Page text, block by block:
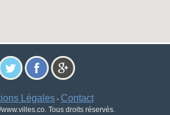
Légales- Contact
Tous droits réservés.